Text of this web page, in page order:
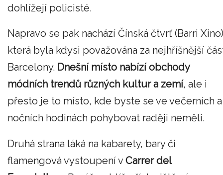
dohlížejí policisté.
Napravo se pak nachází Čínská čtvrť (Barri
která byla kdysi považována za nejhříšnější
Barcelony. Dnešní místo nabízí obchody
módních trendů různých kultur a zemí, ale i
přesto je to místo, kde byste se ve večerních a
nočních hodinách pohybovat raději neměli.
Druhá strana láká na kabarety, bary či
flamengová vystoupení v Carrer del